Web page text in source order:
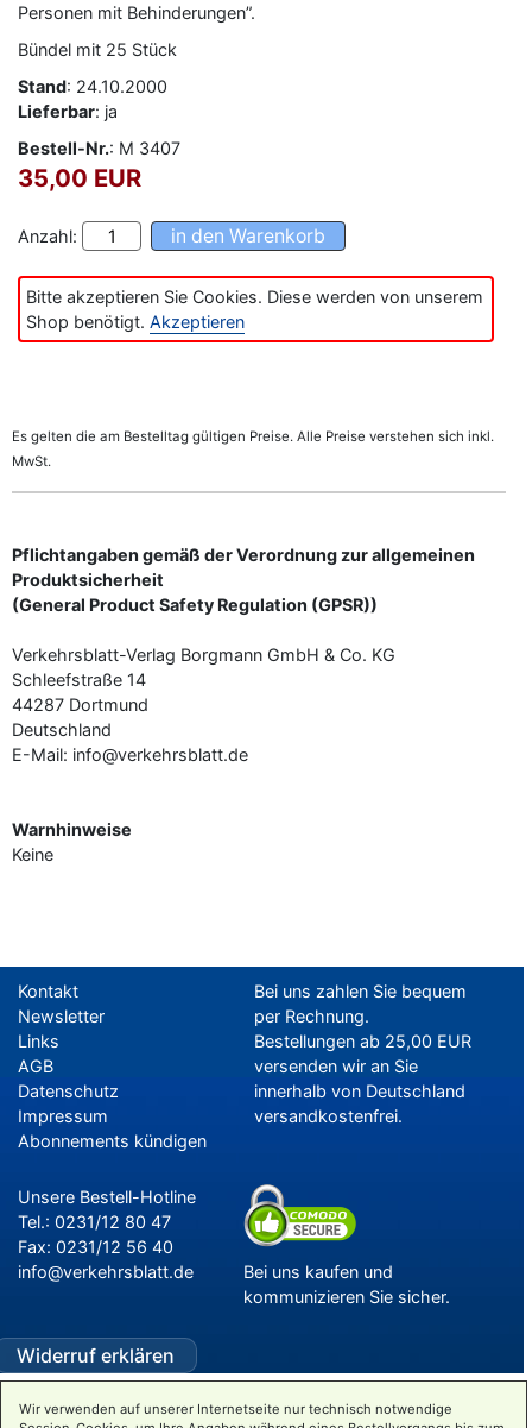
–Programm-Download
Personen mit Behinderungen”.
Bündel mit 25 Stück
Stand: 24.10.2000
Lieferbar: ja
Bestell-Nr.: M 3407
35,00 EUR
Anzahl:
Bitte akzeptieren Sie Cookies. Diese werden von unserem
Shop benötigt. Akzeptieren
Es gelten die am Bestelltag gültigen Preise. Alle Preise verstehen sich inkl.
MwSt.
Pflichtangaben gemäß der Verordnung zur allgemeinen
Produktsicherheit
(General Product Safety Regulation (GPSR))
Verkehrsblatt-Verlag Borgmann GmbH & Co. KG
Schleefstraße 14
44287 Dortmund
Deutschland
E-Mail: info@verkehrsblatt.de
Warnhinweise
Keine
Kontakt
Newsletter
Links
AGB
Datenschutz
Impressum
Abonnements kündigen
Bei uns zahlen Sie bequem
per Rechnung.
Bestellungen ab 25,00 EUR
versenden wir an Sie
innerhalb von Deutschland
versandkostenfrei.
Unsere Bestell-Hotline
Tel.: 0231/12 80 47
Fax: 0231/12 56 40
info@verkehrsblatt.de
Bei uns kaufen und
kommunizieren Sie sicher.
Widerruf erklären
Wir verwenden auf unserer Internetseite nur technisch notwendige